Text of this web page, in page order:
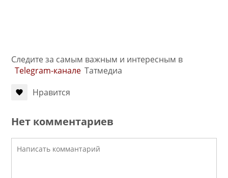
Следите за самым важным и интересным в
Telegram-канале Татмедиа
Нравится
Нет комментариев